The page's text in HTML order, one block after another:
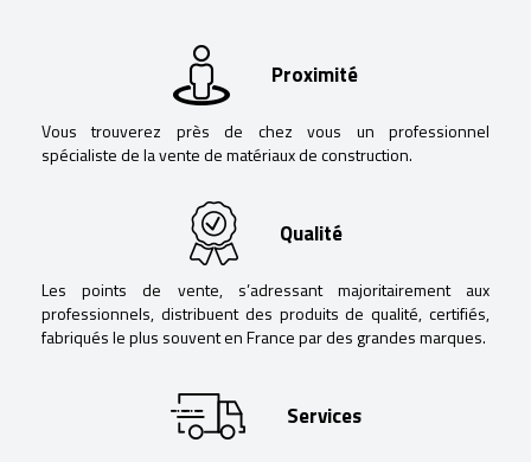
Proximité
Vous trouverez près de chez vous un professionnel
spécialiste de la vente de matériaux de construction.
Qualité
Les points de vente, s’adressant majoritairement aux
professionnels, distribuent des produits de qualité, certifiés,
fabriqués le plus souvent en France par des grandes marques.
Services